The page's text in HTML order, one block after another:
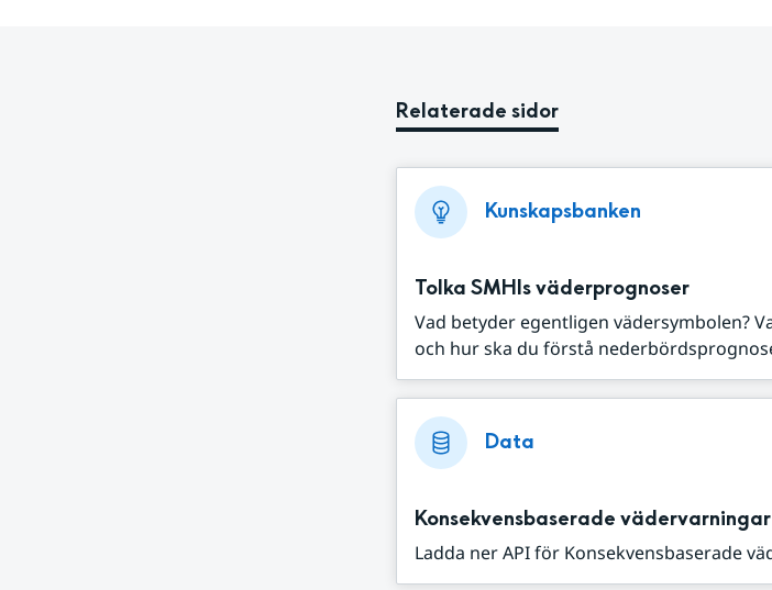
Relaterade sidor
Kunskapsbanken
Tolka SMHIs väderprognoser
Vad betyder egentligen vädersymbolen?
och hur ska du förstå
Data
Konsekvensbaserade
Ladda ner API för Konsekvensbaserade